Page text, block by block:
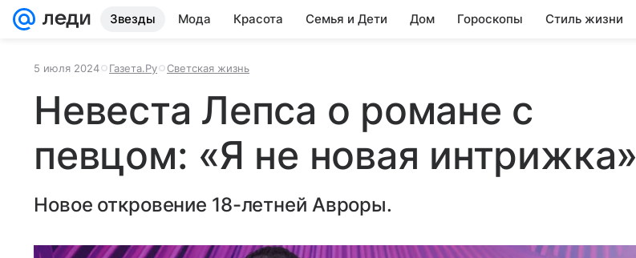
Звезды Мода Красота Семья и Дети Дом Гороскопы Стиль жизни
5 июля 2024 Газета.Ру Светская жизнь
Невеста Лепса о романе с
певцом: «Я не новая интрижка»
Новое откровение 18-летней Авроры.